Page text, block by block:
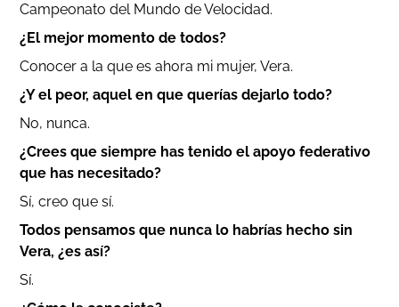
Campeonato del Mundo de Velocidad.
¿El mejor momento de todos?
Conocer a la que es ahora mi mujer, Vera.
¿Y el peor, aquel en que querías dejarlo todo?
No, nunca.
¿Crees que siempre has tenido el apoyo federativo
que has necesitado?
Sí, creo que sí.
Todos pensamos que nunca lo habrías hecho sin
Vera, ¿es así?
Sí.